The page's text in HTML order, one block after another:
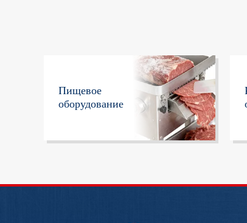
Пищевое
оборудование